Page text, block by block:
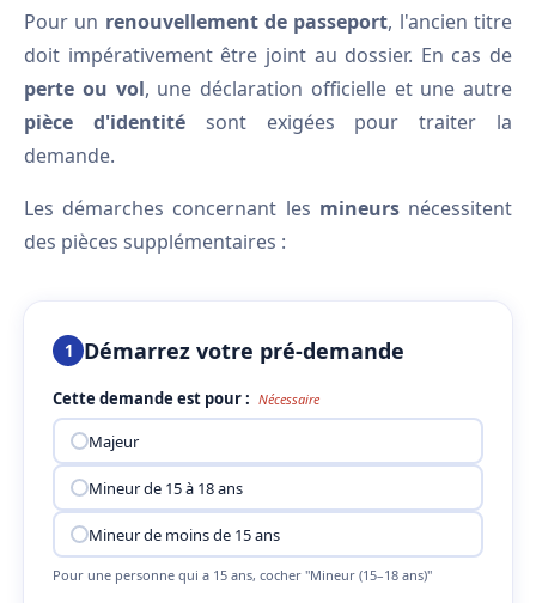
Pour un renouvellement de passeport, l'ancien titre
doit impérativement être joint au dossier. En cas de
perte ou vol, une déclaration officielle et une autre
pièce d'identitésont exigées pour traiter la
demande.
Les démarches concernant les mineursnécessitent
des pièces supplémentaires :
1 Démarrez votre pré-demande
Cette demande est pour : Nécessaire
Majeur
Mineur de 15 à 18 ans
Mineur de moins de 15 ans
Pour une personne qui a 15 ans, cocher "Mineur (15–18 ans)"